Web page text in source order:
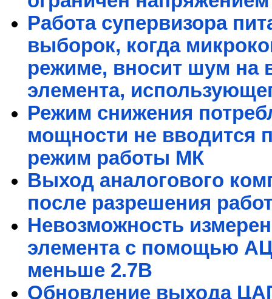
Работа супервизора
выборок, когда
режиме, вносит шум на
элемента,
Режим снижения
мощности не вводится
режим работы МК
Выход аналогового
после разрешения
Невозможность
элемента с помощью
меньше 2.7В
Обновление выхода